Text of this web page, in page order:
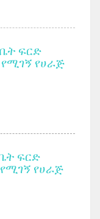
ፍርድ
የሀራጅ
ፍርድ
የሀራጅ